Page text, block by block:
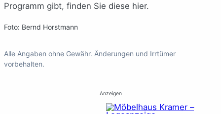
Programm gibt, finden Sie diese hier.
Foto: Bernd Horstmann
Alle Angaben ohne Gewähr. Änderungen und Irrtümer
vorbehalten.
Anzeigen